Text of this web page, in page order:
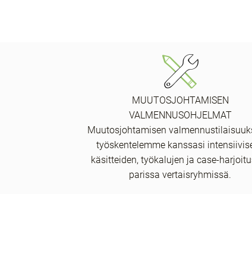
MUUTOSJOHTAMISEN
VALMENNUSOHJELMAT
Muutosjohtamisen
työskentelemme kanssasi
käsitteiden, työkalujen ja case-
parissa vertaisryhmissä.